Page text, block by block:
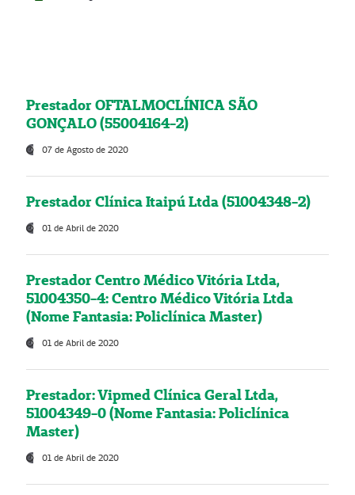
Prestador OFTALMOCLÍNICA SÃO
GONÇALO (55004164-2)
07 de Agosto de 2020
Prestador Clínica Itaipú Ltda (51004348-2)
01 de Abril de 2020
Prestador Centro Médico Vitória Ltda,
51004350-4: Centro Médico Vitória Ltda
(Nome Fantasia: Policlínica Master)
01 de Abril de 2020
Prestador: Vipmed Clínica Geral Ltda,
51004349-0 (Nome Fantasia: Policlínica
Master)
01 de Abril de 2020